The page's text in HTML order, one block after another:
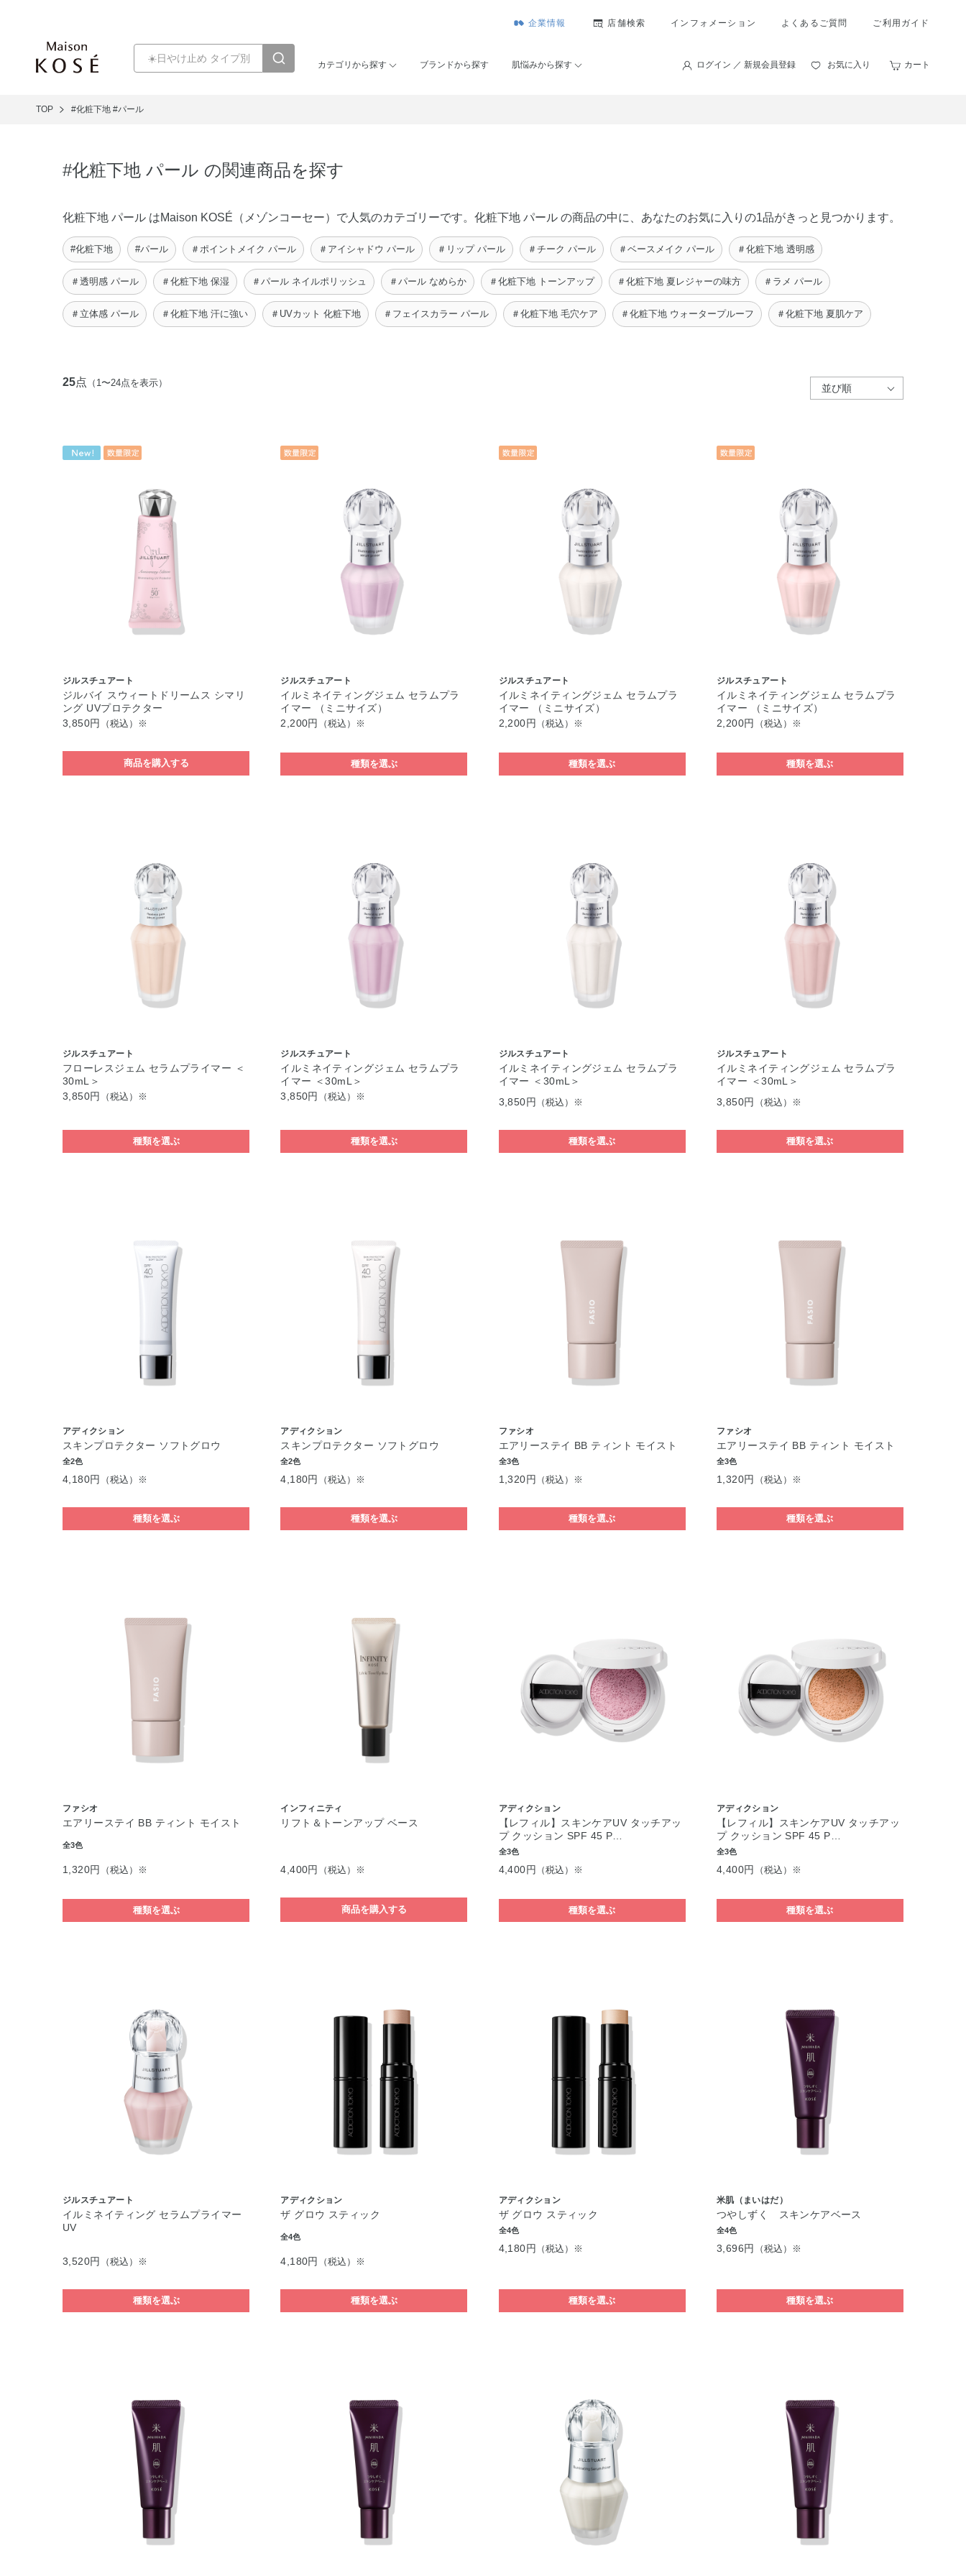
企業情報 店舗検索 インフォメーション よくあるご質問 ご利用ガイド
カテゴリから探す ブランドから探す 肌悩みから探す ログイン ／ 新規会員登録 お気に入り カート
TOP #化粧下地 #パール
#化粧下地 パール の関連商品を探す
化粧下地 パール はMaison KOSÉ（メゾンコーセー）で人気のカテゴリーです。化粧下地 パール の商品の中に、あなたのお気に入りの1品がきっと見つかります。
#化粧下地 #パール ＃ポイントメイク パール ＃アイシャドウ パール ＃リップ パール ＃チーク パール ＃ベースメイク パール ＃化粧下地 透明感
＃透明感 パール ＃化粧下地 保湿 ＃パール ネイルポリッシュ ＃パール なめらか ＃化粧下地 トーンアップ ＃化粧下地 夏レジャーの味方 ＃ラメ パール
＃立体感 パール ＃化粧下地 汗に強い ＃UVカット 化粧下地 ＃フェイスカラー パール ＃化粧下地 毛穴ケア ＃化粧下地 ウォータープルーフ ＃化粧下地 夏肌ケア
25点 （1〜24点を表示）
ジルスチュアート
ジルバイ スウィートドリームス シマリ
ング UVプロテクター
3,850円
（税込）※
商品を購入する
ジルスチュアート
イルミネイティングジェム セラムプラ
イマー （ミニサイズ）
2,200円
（税込）※
種類を選ぶ
ジルスチュアート
イルミネイティングジェム セラムプラ
イマー （ミニサイズ）
2,200円
（税込）※
種類を選ぶ
ジルスチュアート
イルミネイティングジェム セラムプラ
イマー （ミニサイズ）
2,200円
（税込）※
種類を選ぶ
ジルスチュアート
フローレスジェム セラムプライマー ＜
30mL＞
3,850円
（税込）※
種類を選ぶ
ジルスチュアート
イルミネイティングジェム セラムプラ
イマー ＜30mL＞
3,850円
（税込）※
種類を選ぶ
ジルスチュアート
イルミネイティングジェム セラムプラ
イマー ＜30mL＞
3,850円
（税込）※
種類を選ぶ
ジルスチュアート
イルミネイティングジェム セラムプラ
イマー ＜30mL＞
3,850円
（税込）※
種類を選ぶ
アディクション
スキンプロテクター ソフトグロウ
全2色
4,180円 （税込）※
種類を選ぶ
アディクション
スキンプロテクター ソフトグロウ
全2色
4,180円 （税込）※
種類を選ぶ
ファシオ
エアリーステイ BB ティント モイスト
全3色
1,320円 （税込）※
種類を選ぶ
ファシオ
エアリーステイ BB ティント モイスト
全3色
1,320円 （税込）※
種類を選ぶ
ファシオ
エアリーステイ BB ティント モイスト
全3色
1,320円 （税込）※
種類を選ぶ
インフィニティ
リフト＆トーンアップ ベース
4,400円 （税込）※
商品を購入する
アディクション
【レフィル】スキンケアUV タッチアッ
プ クッション SPF 45 P…
全3色
4,400円 （税込）※
種類を選ぶ
アディクション
【レフィル】スキンケアUV タッチアッ
プ クッション SPF 45 P…
全3色
4,400円 （税込）※
種類を選ぶ
ジルスチュアート
イルミネイティング セラムプライマー
UV
3,520円 （税込）※
種類を選ぶ
アディクション
ザ グロウ スティック
全4色
4,180円 （税込）※
種類を選ぶ
アディクション
ザ グロウ スティック
全4色
4,180円 （税込）※
種類を選ぶ
米肌（まいはだ）
つやしずく スキンケアベース
全4色
3,696円 （税込）※
種類を選ぶ